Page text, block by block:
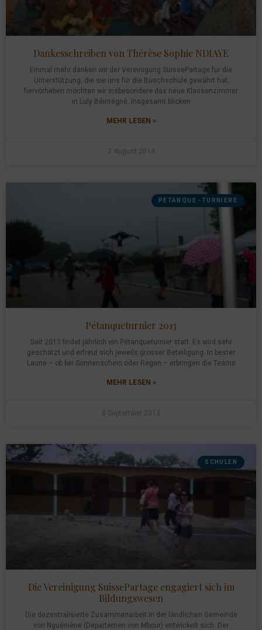
Dankesschreiben von Thérèse Sophie NDIAYE
Einmal mehr danken wir der Vereinigung SuissePartage für die
Unterstützung, die sie uns für die Buschschule gewährt hat;
hervorheben möchten wir insbesondere das neue Klassenzimmer
in Luly Béintégné. Insgesamt blicken
MEHR LESEN »
2 August 2014
PETANQUE -TURNIERE
Pétanqueturnier 2013
Seit 2013 findet jährlich ein Pétanqueturnier statt. Es wird sehr
geschätzt und erfreut sich jeweils grosser Beteiligung. In bester
Laune – ob bei Sonnenschein oder Regen – erbringen die Teams
MEHR LESEN »
8 September 2013
SCHULEN
Die Vereinigung SuissePartage engagiert sich im
Bildungswesen
Die dezentralisierte Zusammenarbeit in der ländlichen Gemeinde
von Nguéniène (Departemen von Mbour) entwickelt sich. Der